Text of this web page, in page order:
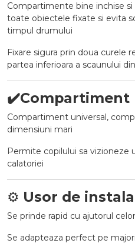
Compartimente bine inchise
toate obiectele fixate si evita
timpul drumului
Fixare sigura prin doua curele
partea inferioara a scaunului
✔️
Compartiment universal,
dimensiuni mari
Permite copilului sa vizioneze
calatoriei
⚙️ Usor de
Se prinde rapid cu ajutorul
Se adapteaza perfect pe